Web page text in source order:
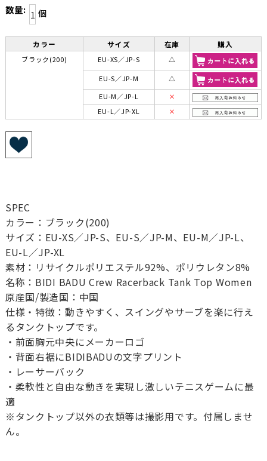
数量: 個
カラー サイズ 在庫 購入
ブラック(200) EU-XS／JP-S
△
EU-S／JP-M
△
EU-M／JP-L
×
EU-L／JP-XL
×
SPEC
カラー：ブラック(200)
サイズ：EU-XS／JP-S、EU-S／JP-M、EU-M／JP-L、
EU-L／JP-XL
素材：リサイクルポリエステル92%、ポリウレタン8%
名称：BIDI BADU Crew Racerback Tank Top Women
原産国/製造国：中国
仕様・特徴：動きやすく、スイングやサーブを楽に行え
るタンクトップです。
・前面胸元中央にメーカーロゴ
・背面右裾にBIDIBADUの文字プリント
・レーサーバック
・柔軟性と自由な動きを実現し激しいテニスゲームに最
適
※タンクトップ以外の衣類等は撮影用です。付属しませ
ん。